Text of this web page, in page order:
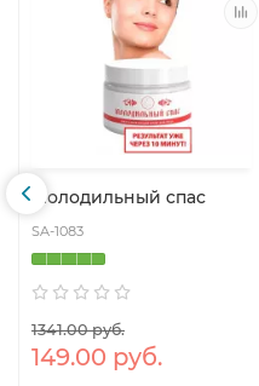
Молодильный спас
SA-1083
1341.00 руб.
149.00 руб.